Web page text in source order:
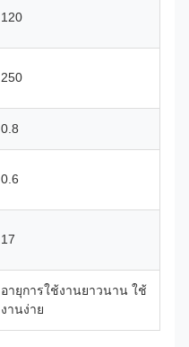
120
250
0.8
0.6
17
อายุการใช้งานยาวนาน ใช้
งานง่าย